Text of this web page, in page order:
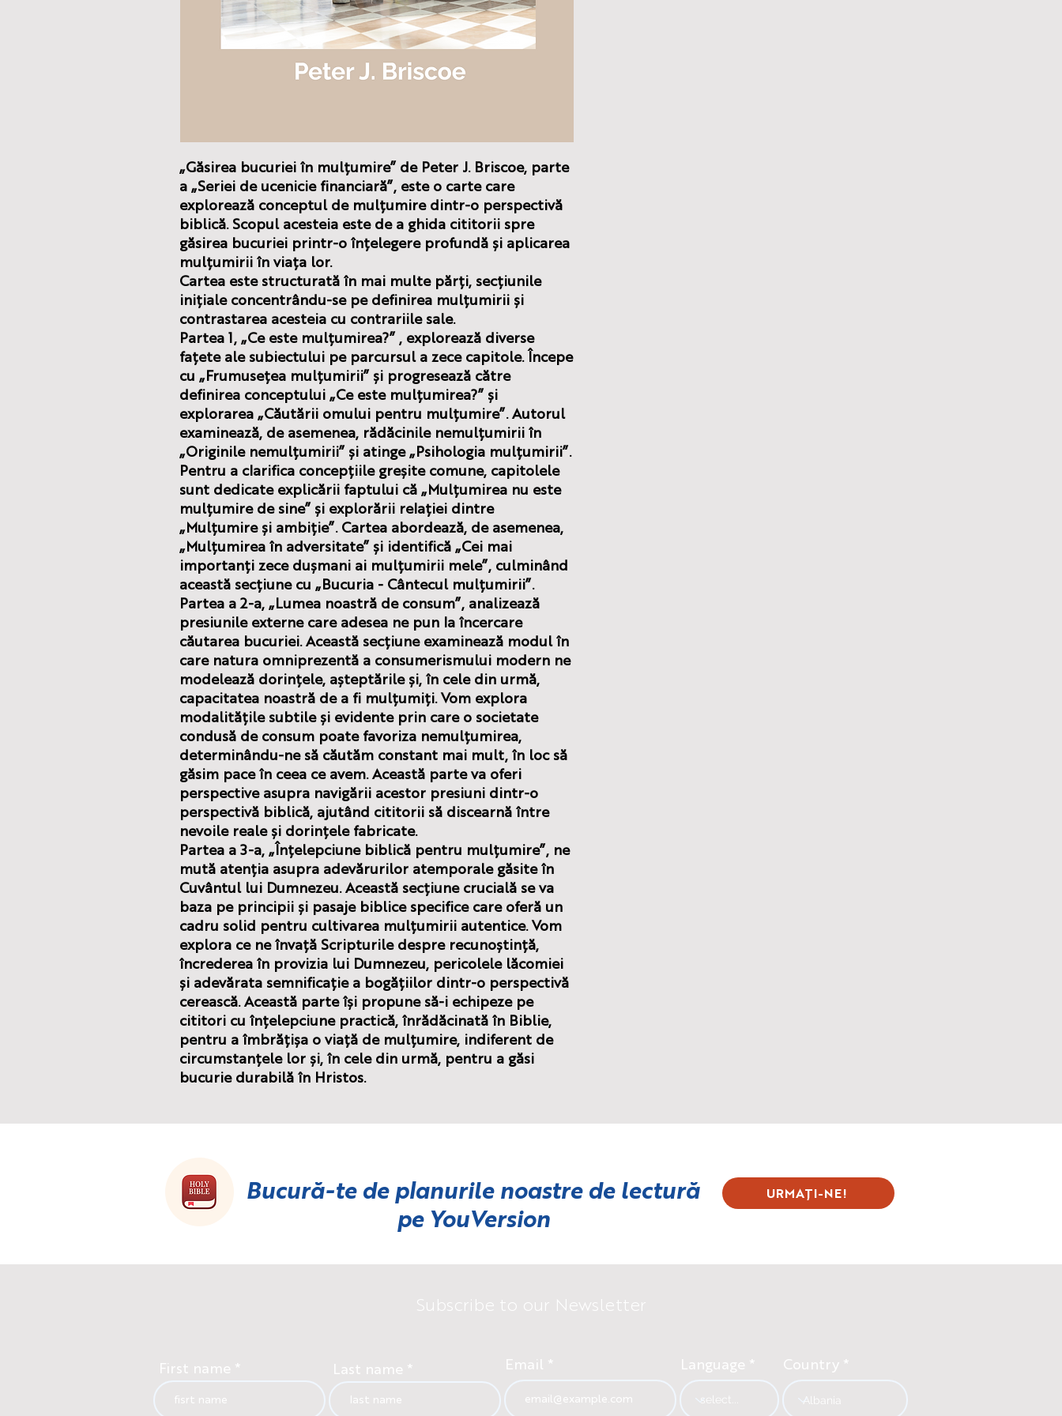
„Găsirea bucuriei în mulțumire” de Peter J. Briscoe, parte
a „Seriei de ucenicie financiară”, este o carte care
explorează conceptul de mulțumire dintr-o perspectivă
biblică. Scopul acesteia este de a ghida cititorii spre
găsirea bucuriei printr-o înțelegere profundă și aplicarea
mulțumirii în viața lor.
Cartea este structurată în mai multe părți, secțiunile
inițiale concentrându-se pe definirea mulțumirii și
contrastarea acesteia cu contrariile sale.
Partea 1, „Ce este mulțumirea?” , explorează diverse
fațete ale subiectului pe parcursul a zece capitole. Începe
cu „Frumusețea mulțumirii” și progresează către
definirea conceptului „Ce este mulțumirea?” și
explorarea „Căutării omului pentru mulțumire”. Autorul
examinează, de asemenea, rădăcinile nemulțumirii în
„Originile nemulțumirii” și atinge „Psihologia mulțumirii”.
Pentru a clarifica concepțiile greșite comune, capitolele
sunt dedicate explicării faptului că „Mulțumirea nu este
mulțumire de sine” și explorării relației dintre
„Mulțumire și ambiție”. Cartea abordează, de asemenea,
„Mulțumirea în adversitate” și identifică „Cei mai
importanți zece dușmani ai mulțumirii mele”, culminând
această secțiune cu „Bucuria - Cântecul mulțumirii”.
Partea a 2-a, „Lumea noastră de consum”, analizează
presiunile externe care adesea ne pun la încercare
căutarea bucuriei. Această secțiune examinează modul în
care natura omniprezentă a consumerismului modern ne
modelează dorințele, așteptările și, în cele din urmă,
capacitatea noastră de a fi mulțumiți. Vom explora
modalitățile subtile și evidente prin care o societate
condusă de consum poate favoriza nemulțumirea,
determinându-ne să căutăm constant mai mult, în loc să
găsim pace în ceea ce avem. Această parte va oferi
perspective asupra navigării acestor presiuni dintr-o
perspectivă biblică, ajutând cititorii să discearnă între
nevoile reale și dorințele fabricate.
Partea a 3-a, „Înțelepciune biblică pentru mulțumire”, ne
mută atenția asupra adevărurilor atemporale găsite în
Cuvântul lui Dumnezeu. Această secțiune crucială se va
baza pe principii și pasaje biblice specifice care oferă un
cadru solid pentru cultivarea mulțumirii autentice. Vom
explora ce ne învață Scripturile despre recunoștință,
încrederea în provizia lui Dumnezeu, pericolele lăcomiei
și adevărata semnificație a bogățiilor dintr-o perspectivă
cerească. Această parte își propune să-i echipeze pe
cititori cu înțelepciune practică, înrădăcinată în Biblie,
pentru a îmbrățișa o viață de mulțumire, indiferent de
circumstanțele lor și, în cele din urmă, pentru a găsi
bucurie durabilă în Hristos.
Bucură-te de planurile noastre de lectură
peYouVersion
URMAȚI-NE!
Subscribe to our Newsletter
First name Last name Email Language Country